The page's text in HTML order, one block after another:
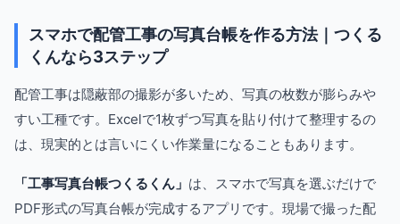
スマホで配管工事の写真台帳を作る方法｜つくる
くんなら3ステップ
配管工事は隠蔽部の撮影が多いため、写真の枚数が膨らみや
すい工種です。Excelで1枚ずつ写真を貼り付けて整理するの
は、現実的とは言いにくい作業量になることもあります。
「工事写真台帳つくるくん」 は、スマホで写真を選ぶだけで
PDF形式の写真台帳が完成するアプリです。現場で撮った配